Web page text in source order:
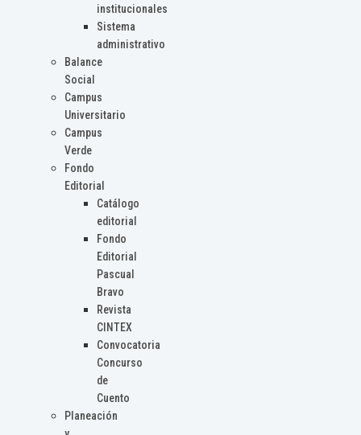
institucionales
Sistema
administrativo
Balance
Social
Campus
Universitario
Campus
Verde
Fondo
Editorial
Catálogo
editorial
Fondo
Editorial
Pascual
Bravo
Revista
CINTEX
Convocatoria
Concurso
de
Cuento
Planeación